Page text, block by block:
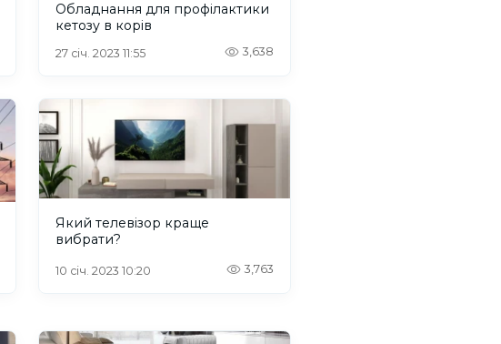
Обладнання для профілактики
кетозу в корів
27 січ. 2023 11:55 3,638
Який телевізор краще
вибрати?
10 січ. 2023 10:20 3,763